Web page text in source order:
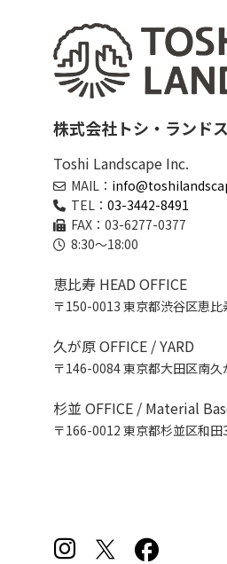
株式会社トシ・ランド
Toshi Landscape Inc.
MAIL：
TEL： 03-3442-8491
FAX：03-6277-0377
8:30～18:00
恵比寿 HEAD OFFICE
〒150-0013 東京都渋谷区恵
久が原 OFFICE / YARD
〒146-0084 東京都大田区南
杉並 OFFICE / Material
〒166-0012 東京都杉並区和